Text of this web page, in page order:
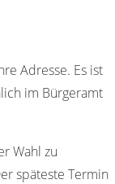
Adresse. Es ist
im Bürgeramt
Wahl zu
späteste Termin